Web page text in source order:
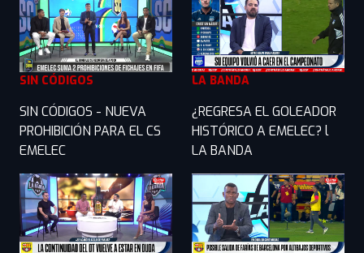
SIN CÓDIGOS
SIN CÓDIGOS - NUEVA
PROHIBICIÓN PARA EL CS
EMELEC
LA BANDA
¿REGRESA EL GOLEADOR
HISTÓRICO A EMELEC? l
LA BANDA